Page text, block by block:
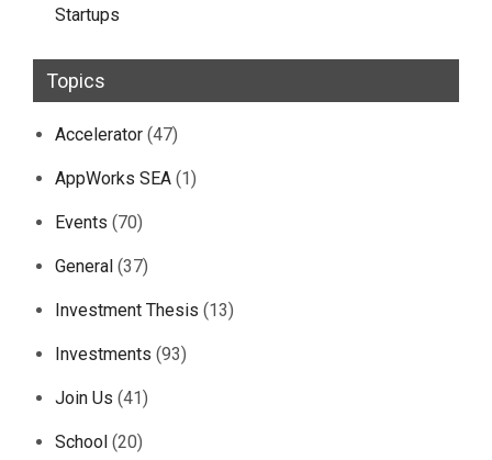
Startups
Topics
Accelerator (47)
AppWorks SEA (1)
Events (70)
General (37)
Investment Thesis (13)
Investments (93)
Join Us (41)
School (20)